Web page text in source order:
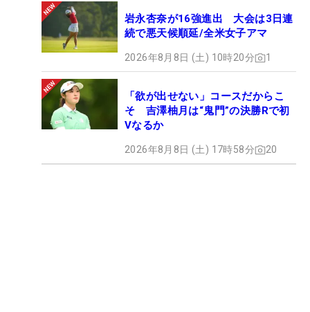
岩永杏奈が16強進出 大会は3日連
続で悪天候順延/全米女子アマ
2026年8月8日 (土) 10時20分 1
「欲が出せない」コースだからこ
そ 吉澤柚月は“鬼門”の決勝Rで初
Vなるか
2026年8月8日 (土) 17時58分 20